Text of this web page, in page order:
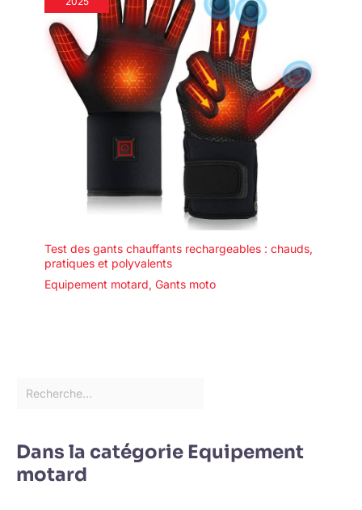
Test des gants chauffants rechargeables : chauds,
pratiques et polyvalents
Equipement motard, Gants moto
Dans la catégorie Equipement
motard